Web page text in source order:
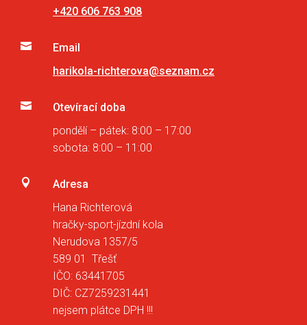
+420 606 763 908

Email
harikola-richterova@seznam.cz

Otevírací doba
pondělí – pátek: 8:00 – 17:00
sobota: 8:00 – 11:00

Adresa
Hana Richterová
hračky-sport-jízdní kola
Nerudova 1357/5
589 01 Třešť
IČO: 63441705
DIČ: CZ7259231441
nejsem plátce DPH !!!